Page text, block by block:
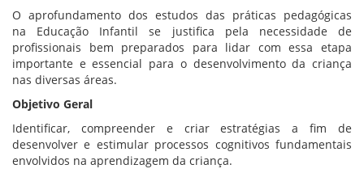
O aprofundamento dos estudos das práticas pedagógicas
na Educação Infantil se justifica pela necessidade de
profissionais bem preparados para lidar com essa etapa
importante e essencial para o desenvolvimento da criança
nas diversas áreas.
Objetivo Geral
Identificar, compreender e criar estratégias a fim de
desenvolver e estimular processos cognitivos fundamentais
envolvidos na aprendizagem da criança.